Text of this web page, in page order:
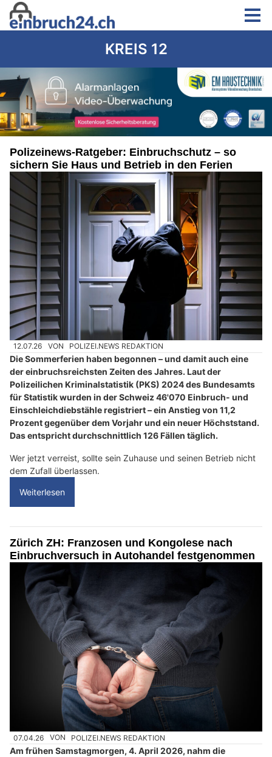
KREIS 12
Polizeinews-Ratgeber: Einbruchschutz – so
sichern Sie Haus und Betrieb in den Ferien
12.07.26 VON POLIZEI.NEWS REDAKTION
Die Sommerferien haben begonnen – und damit auch eine
der einbruchsreichsten Zeiten des Jahres. Laut der
Polizeilichen Kriminalstatistik (PKS) 2024 des Bundesamts
für Statistik wurden in der Schweiz 46'070 Einbruch- und
Einschleichdiebstähle registriert – ein Anstieg von 11,2
Prozent gegenüber dem Vorjahr und ein neuer Höchststand.
Das entspricht durchschnittlich 126 Fällen täglich.
Wer jetzt verreist, sollte sein Zuhause und seinen Betrieb nicht
dem Zufall überlassen.
Weiterlesen
Zürich ZH: Franzosen und Kongolese nach
Einbruchversuch in Autohandel festgenommen
07.04.26 VON POLIZEI.NEWS REDAKTION
Am frühen Samstagmorgen, 4. April 2026, nahm die